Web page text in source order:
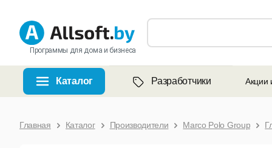
Программы для дома и бизнеса
Каталог Разработчики Акции
Главная Каталог Производители Marco Polo Group